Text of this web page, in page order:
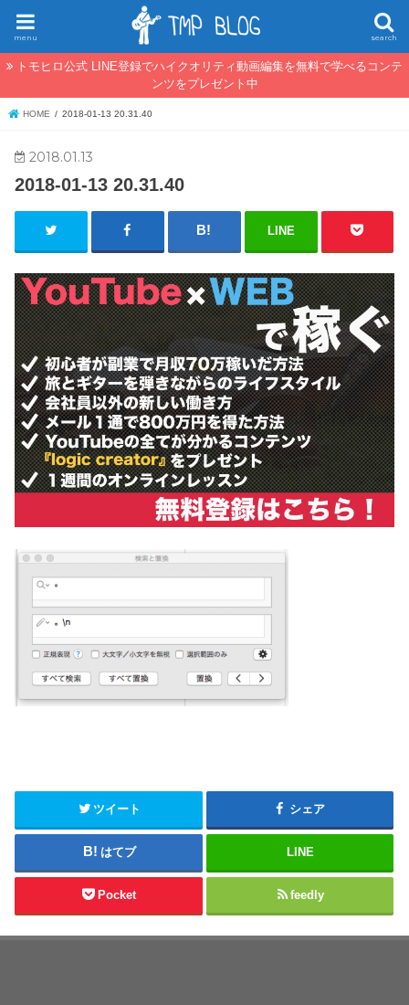
search
menu
トモヒロ公式 LINE登録でハイクオリティ動画編集を無料で学べるコンテ
ンツをプレゼント中
HOME 2018-01-13 20.31.40
2018.01.13
2018-01-13 20.31.40
LINE
ツイート シェア
はてブ LINE
Pocket feedly